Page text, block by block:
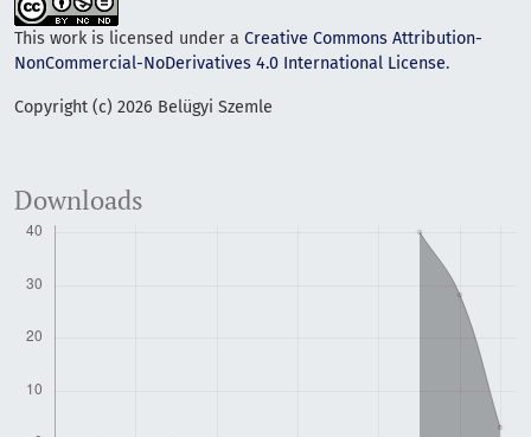
This work is licensed under a Creative Commons Attribution-
NonCommercial-NoDerivatives 4.0 International License.
Copyright (c) 2026 Belügyi Szemle
Downloads